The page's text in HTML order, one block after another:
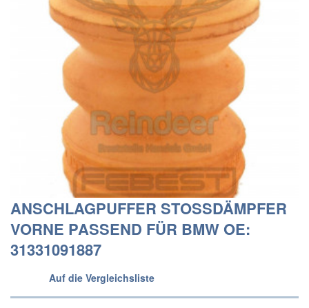
ANSCHLAGPUFFER STOSSDÄMPFER
VORNE PASSEND FÜR BMW OE:
31331091887
Auf die Vergleichsliste